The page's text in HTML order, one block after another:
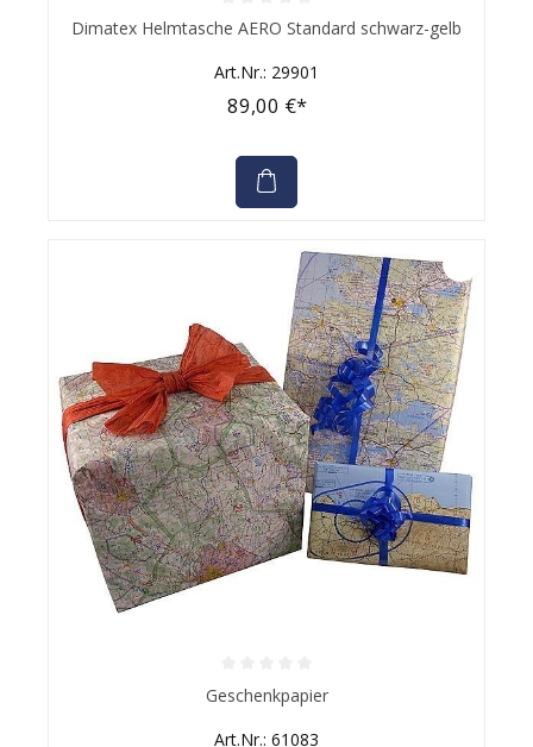
Durchschnittliche Bewertung von 0 von 5 Sternen
Dimatex Helmtasche AERO Standard schwarz-gelb
Art.Nr.: 29901
89,00 €*
Durchschnittliche Bewertung von 0 von 5 Sternen
Geschenkpapier
Art.Nr.: 61083